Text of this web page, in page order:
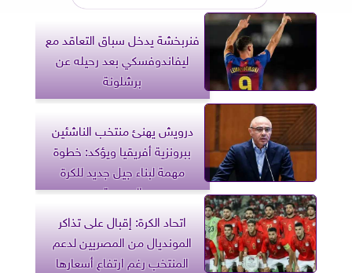
فنربخشة يدخل سباق التعاقد مع
ليفاندوفسكي بعد رحيله عن
برشلونة
درويش يهنئ منتخب الناشئين
ببرونزية أفريقيا ويؤكد: خطوة
مهمة لبناء جيل جديد للكرة
المصرية
اتحاد الكرة: إقبال على تذاكر
المونديال من المصريين لدعم
المنتخب رغم ارتفاع أسعارها